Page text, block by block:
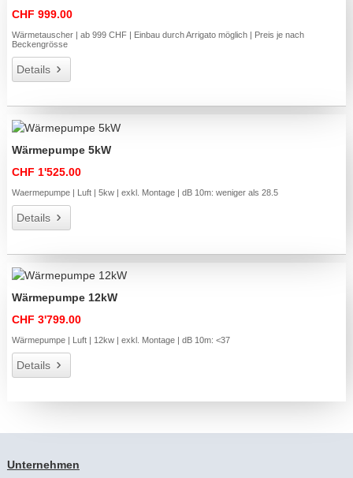
CHF 999.00
Wärmetauscher | ab 999 CHF | Einbau durch Arrigato möglich | Preis je nach
Beckengrösse
Details
Wärmepumpe 5kW
CHF 1'525.00
Waermepumpe | Luft | 5kw | exkl. Montage | dB 10m: weniger als 28.5
Details
Wärmepumpe 12kW
CHF 3'799.00
Wärmepumpe | Luft | 12kw | exkl. Montage | dB 10m: <37
Details
Unternehmen